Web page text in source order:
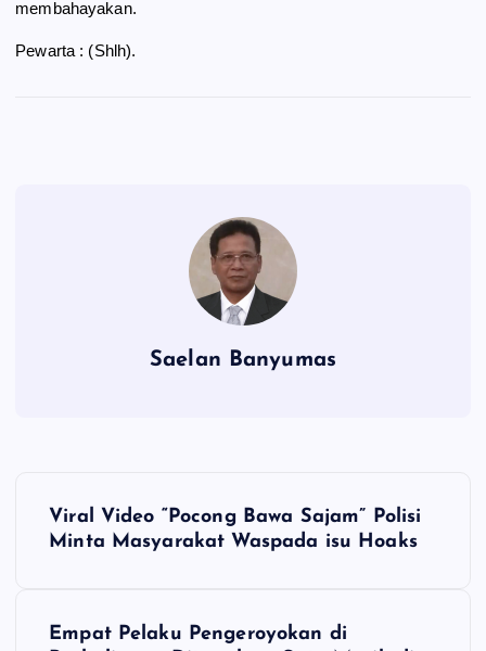
membahayakan.
Pewarta : (Shlh).
Saelan Banyumas
NViral Video “Pocong Bawa Sajam” Polisi
Minta Masyarakat Waspada isu Hoaks
Empat Pelaku Pengeroyokan di